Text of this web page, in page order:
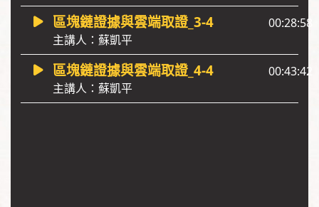
區塊鏈證據與雲端取證_3-4
主講人：蘇凱平
00:28:58
區塊鏈證據與雲端取證_4-4
主講人：蘇凱平
00:43:42